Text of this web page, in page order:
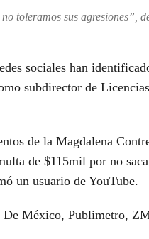
toleramos sus agresiones”,
sociales han
subdirector de
de la Magdalena
de $115mil por no
un usuario de YouTube.
México, Publimetro,